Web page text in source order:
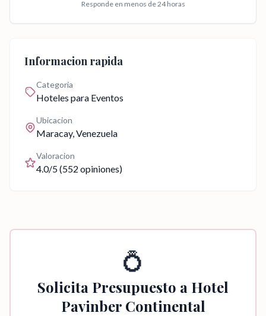
Responde en menos de 24 horas
Informacion rapida
Categoria
Hoteles para Eventos
Ubicacion
Maracay, Venezuela
Valoracion
4.0/5 (552 opiniones)
💍
Solicita Presupuesto a Hotel
Pavinber Continental